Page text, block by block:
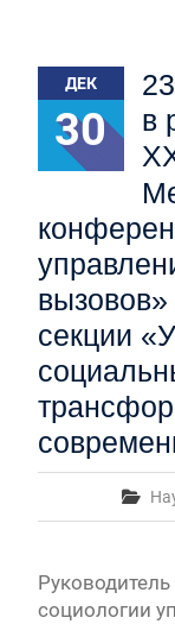
ДЕК
30
в
секции
социологии